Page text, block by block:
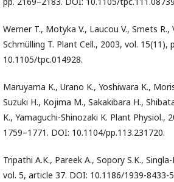
Werner T., Motyka V., Laucou V., Smets R.,
Schmülling T. Plant Cell., 2003, vol. 15(11),
10.1105/tpc.014928.
Maruyama K., Urano K., Yoshiwara K.,
Suzuki H., Kojima M., Sakakibara H.,
K., Yamaguchi-Shinozaki K. Plant Physiol.,
1759–1771. DOI: 10.1104/pp.113.231720.
Tripathi A.K., Pareek A., Sopory S.K.,
vol. 5, article 37. DOI: 10.1186/1939-8433-